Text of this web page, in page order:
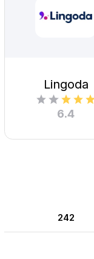
Lingoda
6.4
242